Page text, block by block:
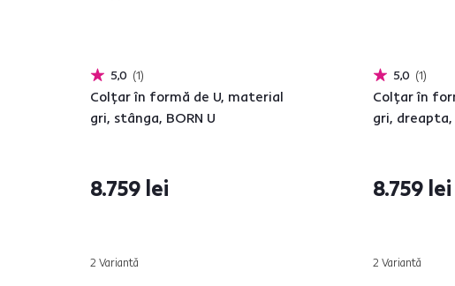
5,0 1
Colţar în formă de U, material
gri, stânga, BORN U
8.759 lei
2 Variantă
5,0 1
Colţar în
gri, dreapta,
8.759 lei
2 Variantă